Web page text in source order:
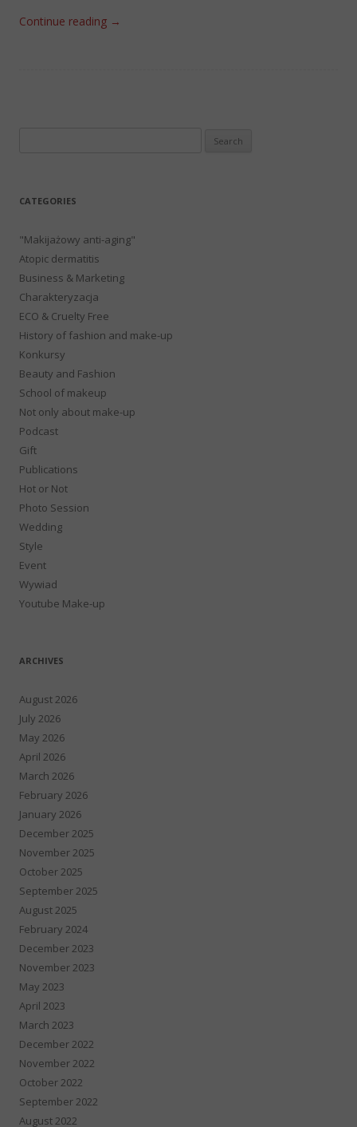
Continue reading →
CATEGORIES
"Makijażowy anti-aging"
Atopic dermatitis
Business & Marketing
Charakteryzacja
ECO & Cruelty Free
History of fashion and make-up
Konkursy
Beauty and Fashion
School of makeup
Not only about make-up
Podcast
Gift
Publications
Hot or Not
Photo Session
Wedding
Style
Event
Wywiad
Youtube Make-up
ARCHIVES
August 2026
July 2026
May 2026
April 2026
March 2026
February 2026
January 2026
December 2025
November 2025
October 2025
September 2025
August 2025
February 2024
December 2023
November 2023
May 2023
April 2023
March 2023
December 2022
November 2022
October 2022
September 2022
August 2022